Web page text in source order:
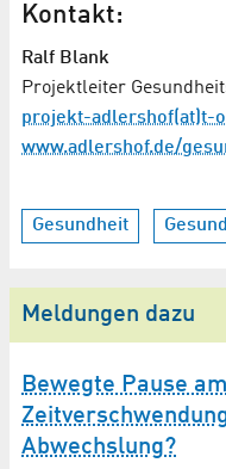
Kontakt:
Ralf Blank
Projektleiter
projekt-adlershof(at)t-
www.adlershof.de/
Gesundheit
Meldungen dazu
Bewegte Pause
Abwechslung?